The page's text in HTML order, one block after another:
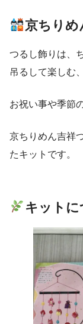
京ちりめ
つるし飾りは、
吊るして楽しむ
お祝い事や季節
京ちりめん吉祥
たキットです。
キットに